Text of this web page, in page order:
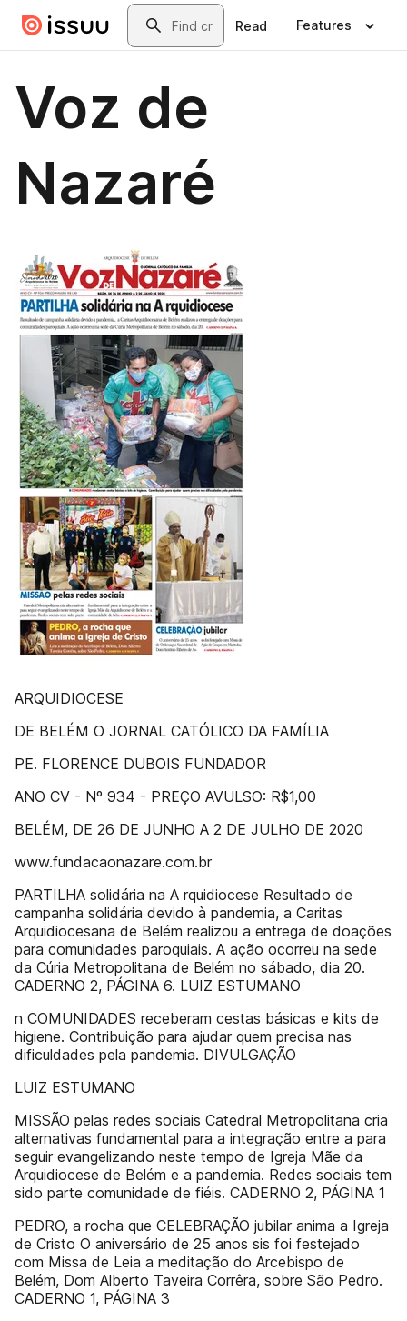
Skip to main contentSearch
Read Features
Voz de
Nazaré
ARQUIDIOCESE
DE BELÉM O JORNAL CATÓLICO DA FAMÍLIA
PE. FLORENCE DUBOIS FUNDADOR
ANO CV - Nº 934 - PREÇO AVULSO: R$1,00
BELÉM, DE 26 DE JUNHO A 2 DE JULHO DE 2020
www.fundacaonazare.com.br
PARTILHA solidária na A rquidiocese Resultado de
campanha solidária devido à pandemia, a Caritas
Arquidiocesana de Belém realizou a entrega de doações
para comunidades paroquiais. A ação ocorreu na sede
da Cúria Metropolitana de Belém no sábado, dia 20.
CADERNO 2, PÁGINA 6. LUIZ ESTUMANO
n COMUNIDADES receberam cestas básicas e kits de
higiene. Contribuição para ajudar quem precisa nas
dificuldades pela pandemia. DIVULGAÇÃO
LUIZ ESTUMANO
MISSÃO pelas redes sociais Catedral Metropolitana cria
alternativas fundamental para a integração entre a para
seguir evangelizando neste tempo de Igreja Mãe da
Arquidiocese de Belém e a pandemia. Redes sociais tem
sido parte comunidade de fiéis. CADERNO 2, PÁGINA 1
PEDRO, a rocha que CELEBRAÇÃO jubilar anima a Igreja
de Cristo O aniversário de 25 anos sis foi festejado
com Missa de Leia a meditação do Arcebispo de
Belém, Dom Alberto Taveira Corrêra, sobre São Pedro.
CADERNO 1, PÁGINA 3